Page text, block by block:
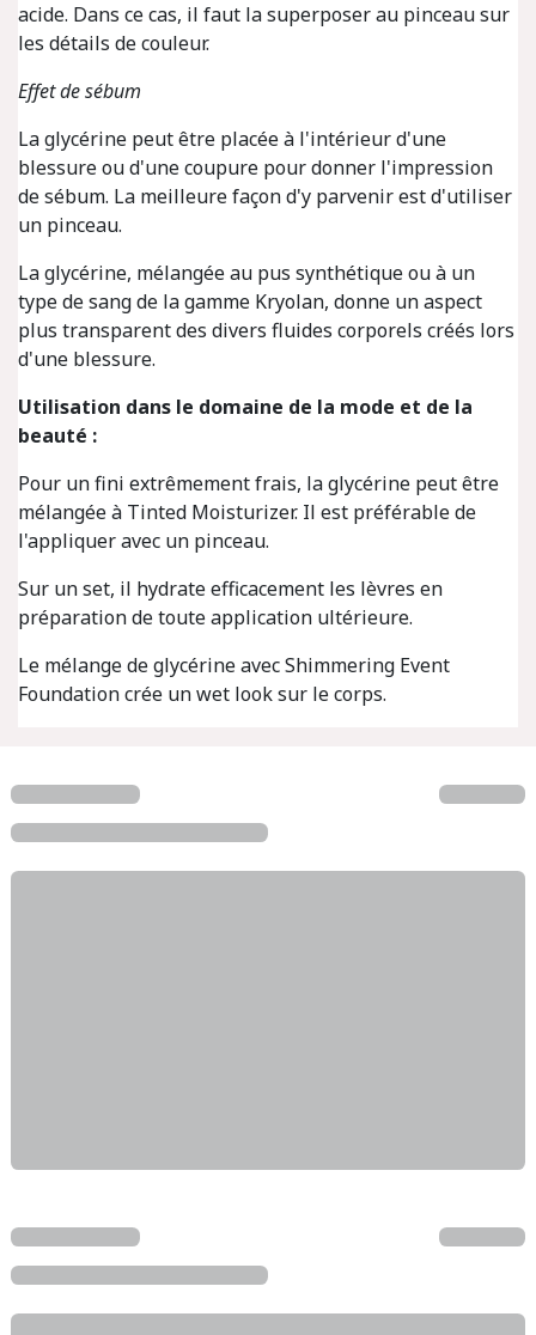
acide. Dans ce cas, il faut la superposer au pinceau sur
les détails de couleur.
Effet de sébum
La glycérine peut être placée à l'intérieur d'une
blessure ou d'une coupure pour donner l'impression
de sébum. La meilleure façon d'y parvenir est d'utiliser
un pinceau.
La glycérine, mélangée au pus synthétique ou à un
type de sang de la gamme Kryolan, donne un aspect
plus transparent des divers fluides corporels créés lors
d'une blessure.
Utilisation dans le domaine de la mode et de la
beauté :
Pour un fini extrêmement frais, la glycérine peut être
mélangée à Tinted Moisturizer. Il est préférable de
l'appliquer avec un pinceau.
Sur un set, il hydrate efficacement les lèvres en
préparation de toute application ultérieure.
Le mélange de glycérine avec Shimmering Event
Foundation crée un wet look sur le corps.